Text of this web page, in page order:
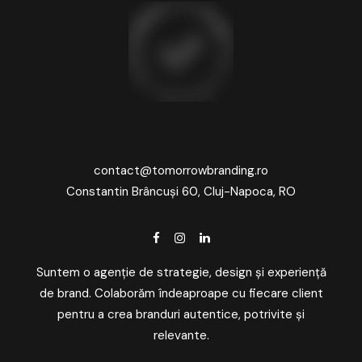
contact@tomorrowbranding.ro
Constantin Brâncuși 60, Cluj-Napoca, RO
Suntem o agenție de strategie, design și experiență
de brand. Colaborăm îndeaproape cu fiecare client
pentru a crea branduri autentice, potrivite și
relevante.